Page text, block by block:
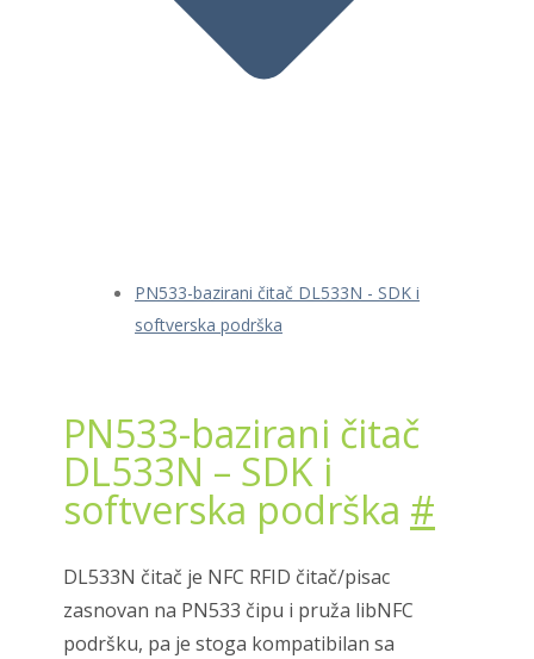
PN533-bazirani čitač DL533N - SDK i
softverska podrška
PN533-bazirani čitač
DL533N – SDK i
softverska podrška #
DL533N čitač je NFC RFID čitač/pisac
zasnovan na PN533 čipu i pruža libNFC
podršku, pa je stoga kompatibilan sa